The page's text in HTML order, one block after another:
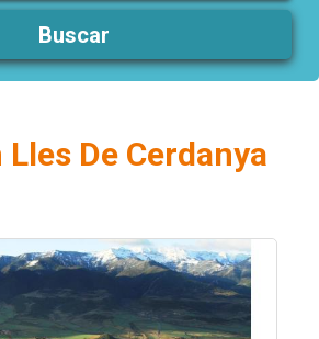
Buscar
De Cerdanya